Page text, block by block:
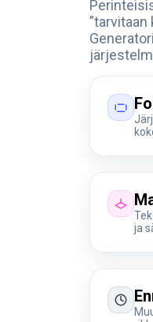
”tarvitaan
ja